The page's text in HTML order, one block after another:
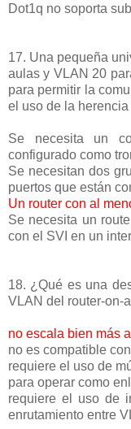
Dot1q no soporta
17. Una pequeña
aulas y VLAN 20
para permitir la
el uso de la
Se necesita un
configurado como
Se necesitan dos
puertos que están
Un router con al
Se necesita un
con el SVI en un
18. ¿Qué es una
VLAN del router-on-
no escala bien más
no es compatible
requiere el uso de
para operar como
requiere el uso de
enrutamiento entre